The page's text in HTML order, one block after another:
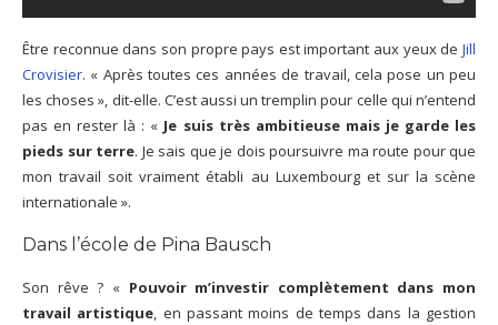
Être reconnue dans son propre pays est important aux yeux de Jill
Crovisier. « Après toutes ces années de travail, cela pose un peu
les choses », dit-elle. C’est aussi un tremplin pour celle qui n’entend
pas en rester là : « Je suis très ambitieuse mais je garde les
pieds sur terre. Je sais que je dois poursuivre ma route pour que
mon travail soit vraiment établi au Luxembourg et sur la scène
internationale ».
Dans l’école de Pina Bausch
Son rêve ? « Pouvoir m’investir complètement dans mon
travail artistique, en passant moins de temps dans la gestion